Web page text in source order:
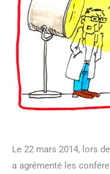
Le 22 mars 2014, lors
a agrémenté les